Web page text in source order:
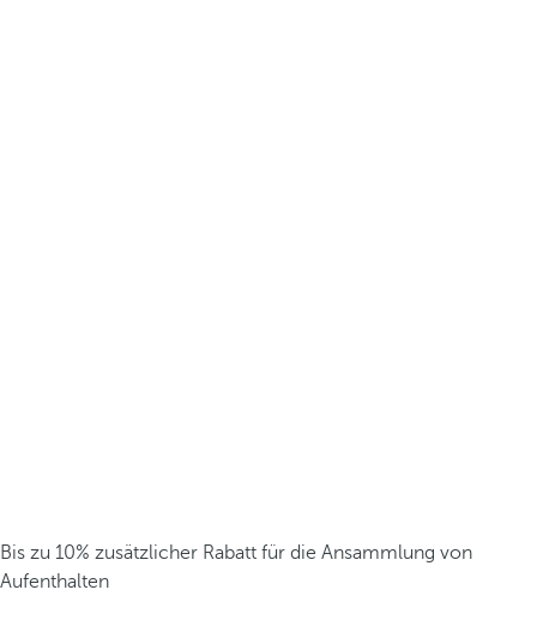
Bis zu 10% zusätzlicher Rabatt für die Ansammlung von
Aufenthalten